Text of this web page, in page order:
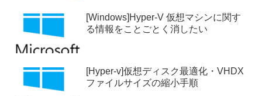
[Windows]Hyper-V 仮想マシンに関す
る情報をことごとく消したい
[Hyper-v]仮想ディスク最適化・VHDX
ファイルサイズの縮小手順